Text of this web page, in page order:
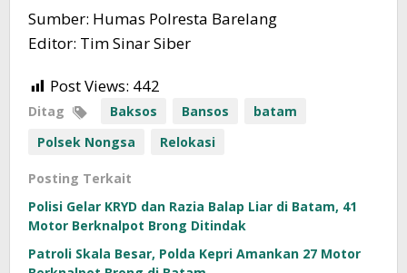
Sumber: Humas Polresta Barelang
Editor: Tim Sinar Siber
Post Views: 442
Ditag Baksos Bansos
batam
Polsek Nongsa
Relokasi
Posting Terkait
Polisi Gelar KRYD dan Razia Balap Liar di Batam, 41
Motor Berknalpot Brong Ditindak
Patroli Skala Besar, Polda Kepri Amankan 27 Motor